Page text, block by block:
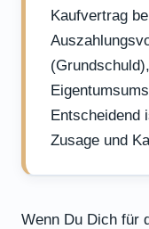
Kaufvertrag
Entscheidend
Zusage und
Wenn Du Dich für